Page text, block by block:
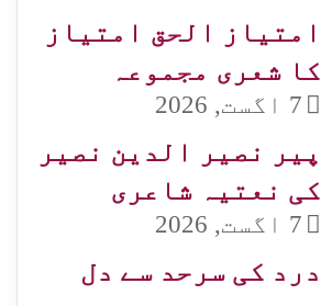
امتیاز الحق امتیاز
کا شعری مجموعہ
7 اگست, 2026
پیر نصیر الدین نصیر
کی نعتیہ شاعری
7 اگست, 2026
درد کی سرحد سے دل